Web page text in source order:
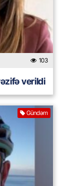
103
verildi
Gündəm